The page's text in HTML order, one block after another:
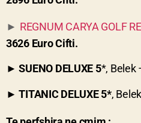
► REGNUM CARYA GOLF
3626 Euro Cifti.
►SUENO DELUXE 5*, Belek
►TITANIC DELUXE 5*, Belek